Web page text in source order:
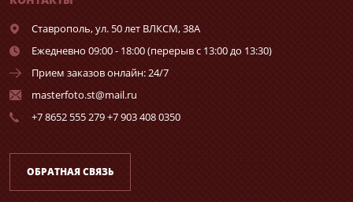
Ставрополь,ул. 50 лет ВЛКСМ, 38А
Ежедневно 09:00 - 18:00 (перерыв с 13:00 до 13:30)
Прием заказов онлайн: 24/7
masterfoto.st@mail.ru
+7 8652 555 279 +7 903 408 0350
ОБРАТНАЯ СВЯЗЬ